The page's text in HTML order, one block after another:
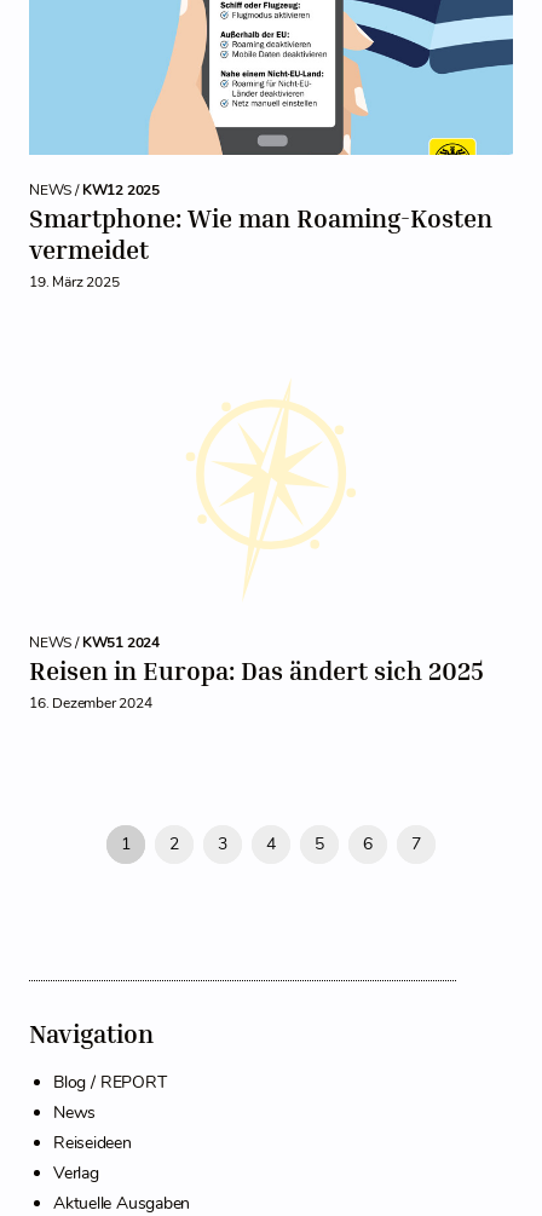
NEWS /KW12 2025
Smartphone: Wie man Roaming-Kosten
vermeidet
19. März 2025
NEWS /KW51 2024
Reisen in Europa: Das ändert sich 2025
16. Dezember 2024
1 2 3 4 5 6 7
Navigation
Blog / REPORT
News
Reiseideen
Verlag
Aktuelle Ausgaben